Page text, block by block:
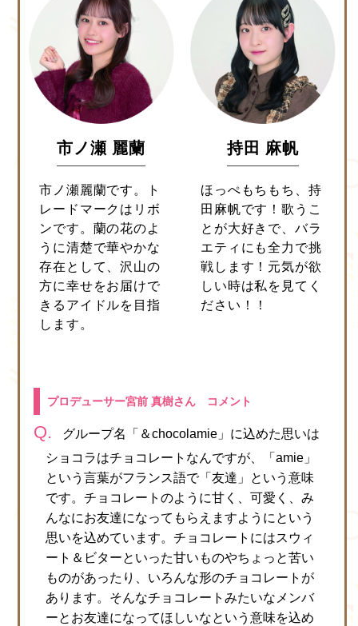
市ノ瀬 麗蘭
市ノ瀬麗蘭です。ト
レードマークはリボ
ンです。蘭の花のよ
うに清楚で華やかな
存在として、沢山の
方に幸せをお届けで
きるアイドルを目指
します。
持田 麻帆
ほっぺもちもち、持
田麻帆です！歌うこ
とが大好きで、バラ
エティにも全力で挑
戦します！元気が欲
しい時は私を見てく
ださい！！
プロデューサー宮前 真樹さん コメント
グループ名「＆chocolamie」に込めた思いは
ショコラはチョコレートなんですが、「amie」
という言葉がフランス語で「友達」という意味
です。チョコレートのように甘く、可愛く、み
んなにお友達になってもらえますようにという
思いを込めています。チョコレートにはスウィ
ート＆ビターといった甘いものやちょっと苦い
ものがあったり、いろんな形のチョコレートが
あります。そんなチョコレートみたいなメンバ
ーとお友達になってほしいなという意味を込め